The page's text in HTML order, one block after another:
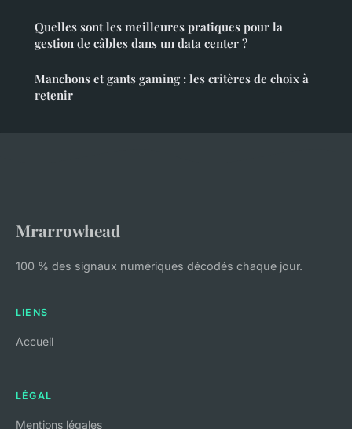
Quelles sont les meilleures pratiques pour la
gestion de câbles dans un data center ?
Manchons et gants gaming : les critères de choix à
retenir
Mrarrowhead
100 % des signaux numériques décodés chaque jour.
LIENS
Accueil
LÉGAL
Mentions légales